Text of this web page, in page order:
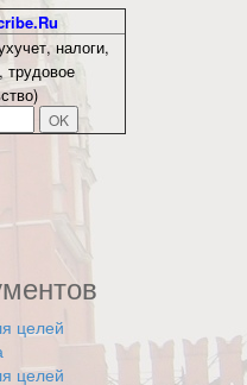
налоги,
трудовое
целей
целей